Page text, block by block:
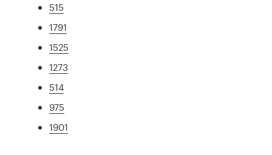
515
1791
1525
1273
514
975
1901